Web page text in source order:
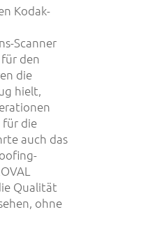
Kodak-
Scanner
den
die
hielt,
für die
auch das
Qualität
ohne